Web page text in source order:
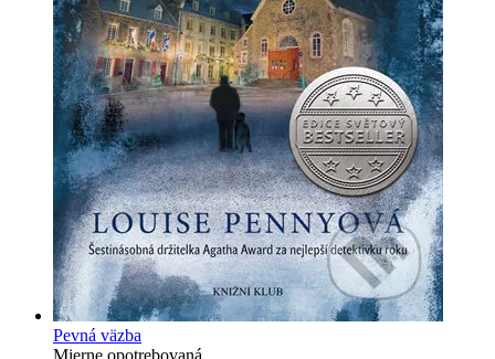
Pevná väzba